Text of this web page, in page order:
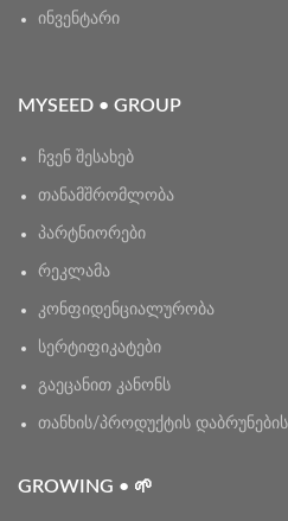
ინვენტარი
MYSEED • GROUP
ჩვენ შესახებ
თანამშრომლობა
პარტნიორები
რეკლამა
კონფიდენციალურობა
სერტიფიკატები
გაეცანით კანონს
თანხის/პროდუქტის
GROWING • 🌱